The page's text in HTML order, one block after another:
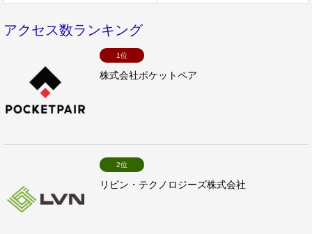
アクセス数ランキング
1位
株式会社ポケットペア
2位
リビン・テクノロジーズ株式会社